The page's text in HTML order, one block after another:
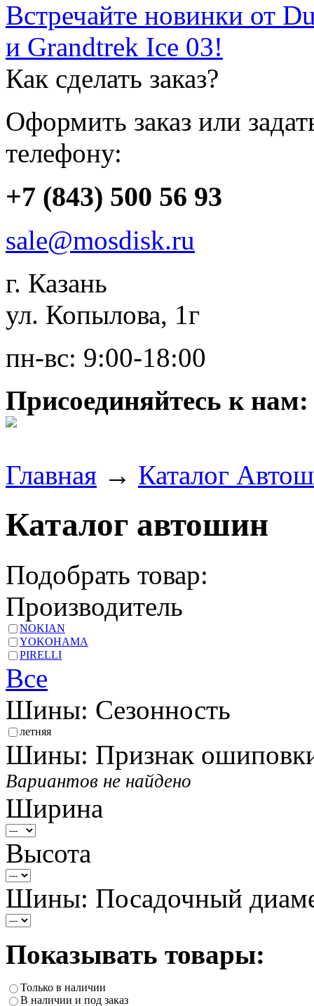
Встречайте новинки от
и Grandtrek Ice 03!
Как сделать заказ?
Оформить заказ или
телефону:
+7 (843) 500 56 93
sale@mosdisk.ru
г. Казань
ул. Копылова, 1г
пн-вс: 9:00-18:00
Присоединяйтесь к нам:
Главная → Каталог
Каталог автошин
Подобрать товар:
Производитель
NOKIAN
YOKOHAMA
PIRELLI
Все
Шины: Сезонность
летняя
Шины: Признак
Вариантов не найдено
Ширина
Высота
Шины: Посадочный
Показывать товары:
Только в наличии
В наличии и под заказ